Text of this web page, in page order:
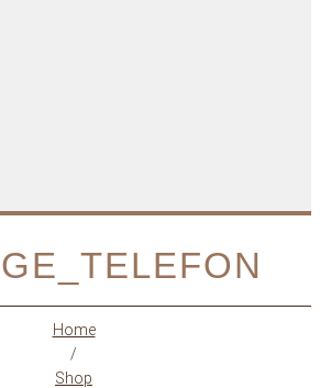
Home
/
Shop